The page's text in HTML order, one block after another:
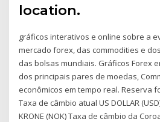
location.
gráficos interativos e online sobre a
mercado forex, das commodities e
das bolsas mundiais. Gráficos Forex
dos principais pares de moedas,
econômicos em tempo real. Reserva
Taxa de câmbio atual US DOLLAR
KRONE (NOK) Taxa de câmbio da